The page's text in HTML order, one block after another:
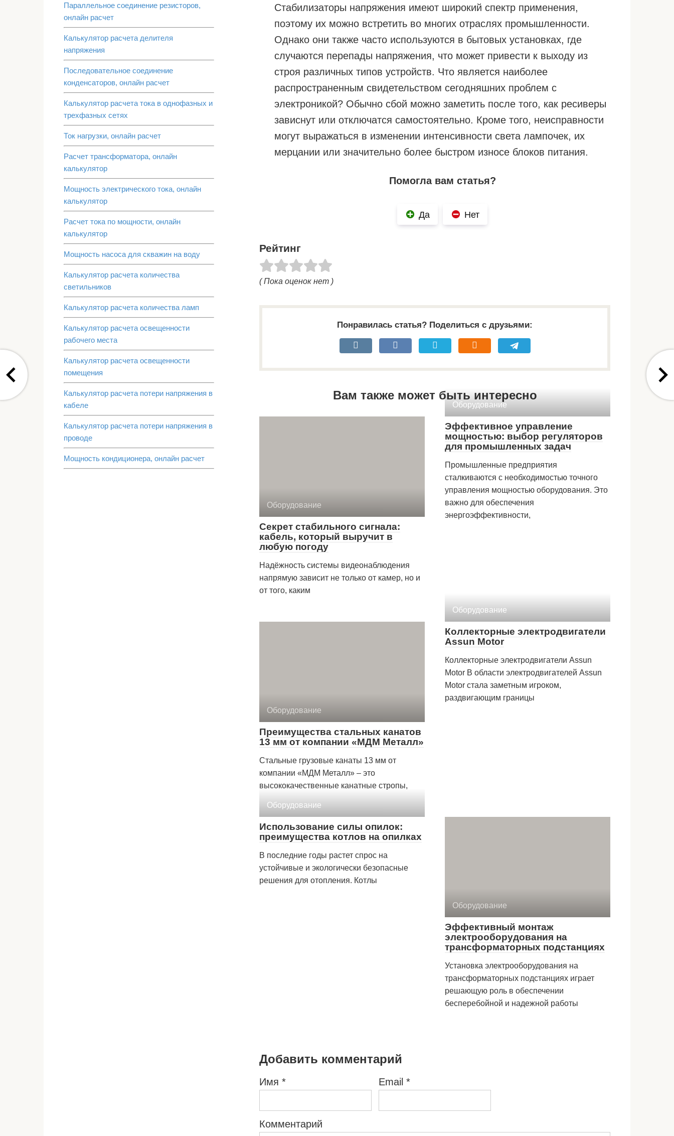
Стабилизаторы напряжения имеют широкий спектр применения,
поэтому их можно встретить во многих отраслях промышленности.
Однако они также часто используются в бытовых установках, где
случаются перепады напряжения, что может привести к выходу из
строя различных типов устройств. Что является наиболее
распространенным свидетельством сегодняшних проблем с
электроникой? Обычно сбой можно заметить после того, как ресиверы
зависнут или отключатся самостоятельно. Кроме того, неисправности
могут выражаться в изменении интенсивности света лампочек, их
мерцании или значительно более быстром износе блоков питания.
Помогла вам статья?
Да Нет
Рейтинг
( Пока оценок нет )
Понравилась статья? Поделиться с друзьями:
Вам также может быть интересно
Оборудование
Секрет стабильного сигнала:
кабель, который выручит в
любую погоду
Надёжность системы видеонаблюдения
напрямую зависит не только от камер, но и
от того, каким
Оборудование
Эффективное управление
мощностью: выбор регуляторов
для промышленных задач
Промышленные предприятия
сталкиваются с необходимостью точного
управления мощностью оборудования. Это
важно для обеспечения
энергоэффективности,
Оборудование
Преимущества стальных канатов
13 мм от компании «МДМ Металл»
Стальные грузовые канаты 13 мм от
компании «МДМ Металл» – это
высококачественные канатные стропы,
Оборудование
Коллекторные электродвигатели
Assun Motor
Коллекторные электродвигатели Assun
Motor В области электродвигателей Assun
Motor стала заметным игроком,
раздвигающим границы
Оборудование
Использование силы опилок:
преимущества котлов на опилках
В последние годы растет спрос на
устойчивые и экологически безопасные
решения для отопления. Котлы
Оборудование
Эффективный монтаж
электрооборудования на
трансформаторных подстанциях
Установка электрооборудования на
трансформаторных подстанциях играет
решающую роль в обеспечении
бесперебойной и надежной работы
Добавить комментарий
Имя * Email *
Комментарий
Параллельное соединение резисторов,
онлайн расчет
Калькулятор расчета делителя
напряжения
Последовательное соединение
конденсаторов, онлайн расчет
Калькулятор расчета тока в однофазных и
трехфазных сетях
Ток нагрузки, онлайн расчет
Расчет трансформатора, онлайн
калькулятор
Мощность электрического тока, онлайн
калькулятор
Расчет тока по мощности, онлайн
калькулятор
Мощность насоса для скважин на воду
Калькулятор расчета количества
светильников
Калькулятор расчета количества ламп
Калькулятор расчета освещенности
рабочего места
Калькулятор расчета освещенности
помещения
Калькулятор расчета потери напряжения в
кабеле
Калькулятор расчета потери напряжения в
проводе
Мощность кондиционера, онлайн расчет